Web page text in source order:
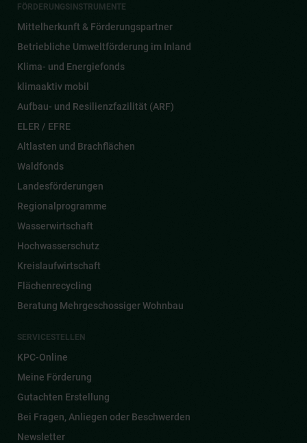
FÖRDERUNGSINSTRUMENTE
Mittelherkunft & Förderungspartner
Betriebliche Umweltförderung im Inland
Klima- und Energiefonds
klimaaktiv mobil
Aufbau- und Resilienzfazilität (ARF)
ELER / EFRE
Altlasten und Brachflächen
Waldfonds
Landesförderungen
Regionalprogramme
Wasserwirtschaft
Hochwasserschutz
Kreislaufwirtschaft
Flächenrecycling
Beratung Mehrgeschossiger Wohnbau
SERVICESTELLEN
KPC-Online
Meine Förderung
Gutachten Erstellung
Bei Fragen, Anliegen oder Beschwerden
Newsletter